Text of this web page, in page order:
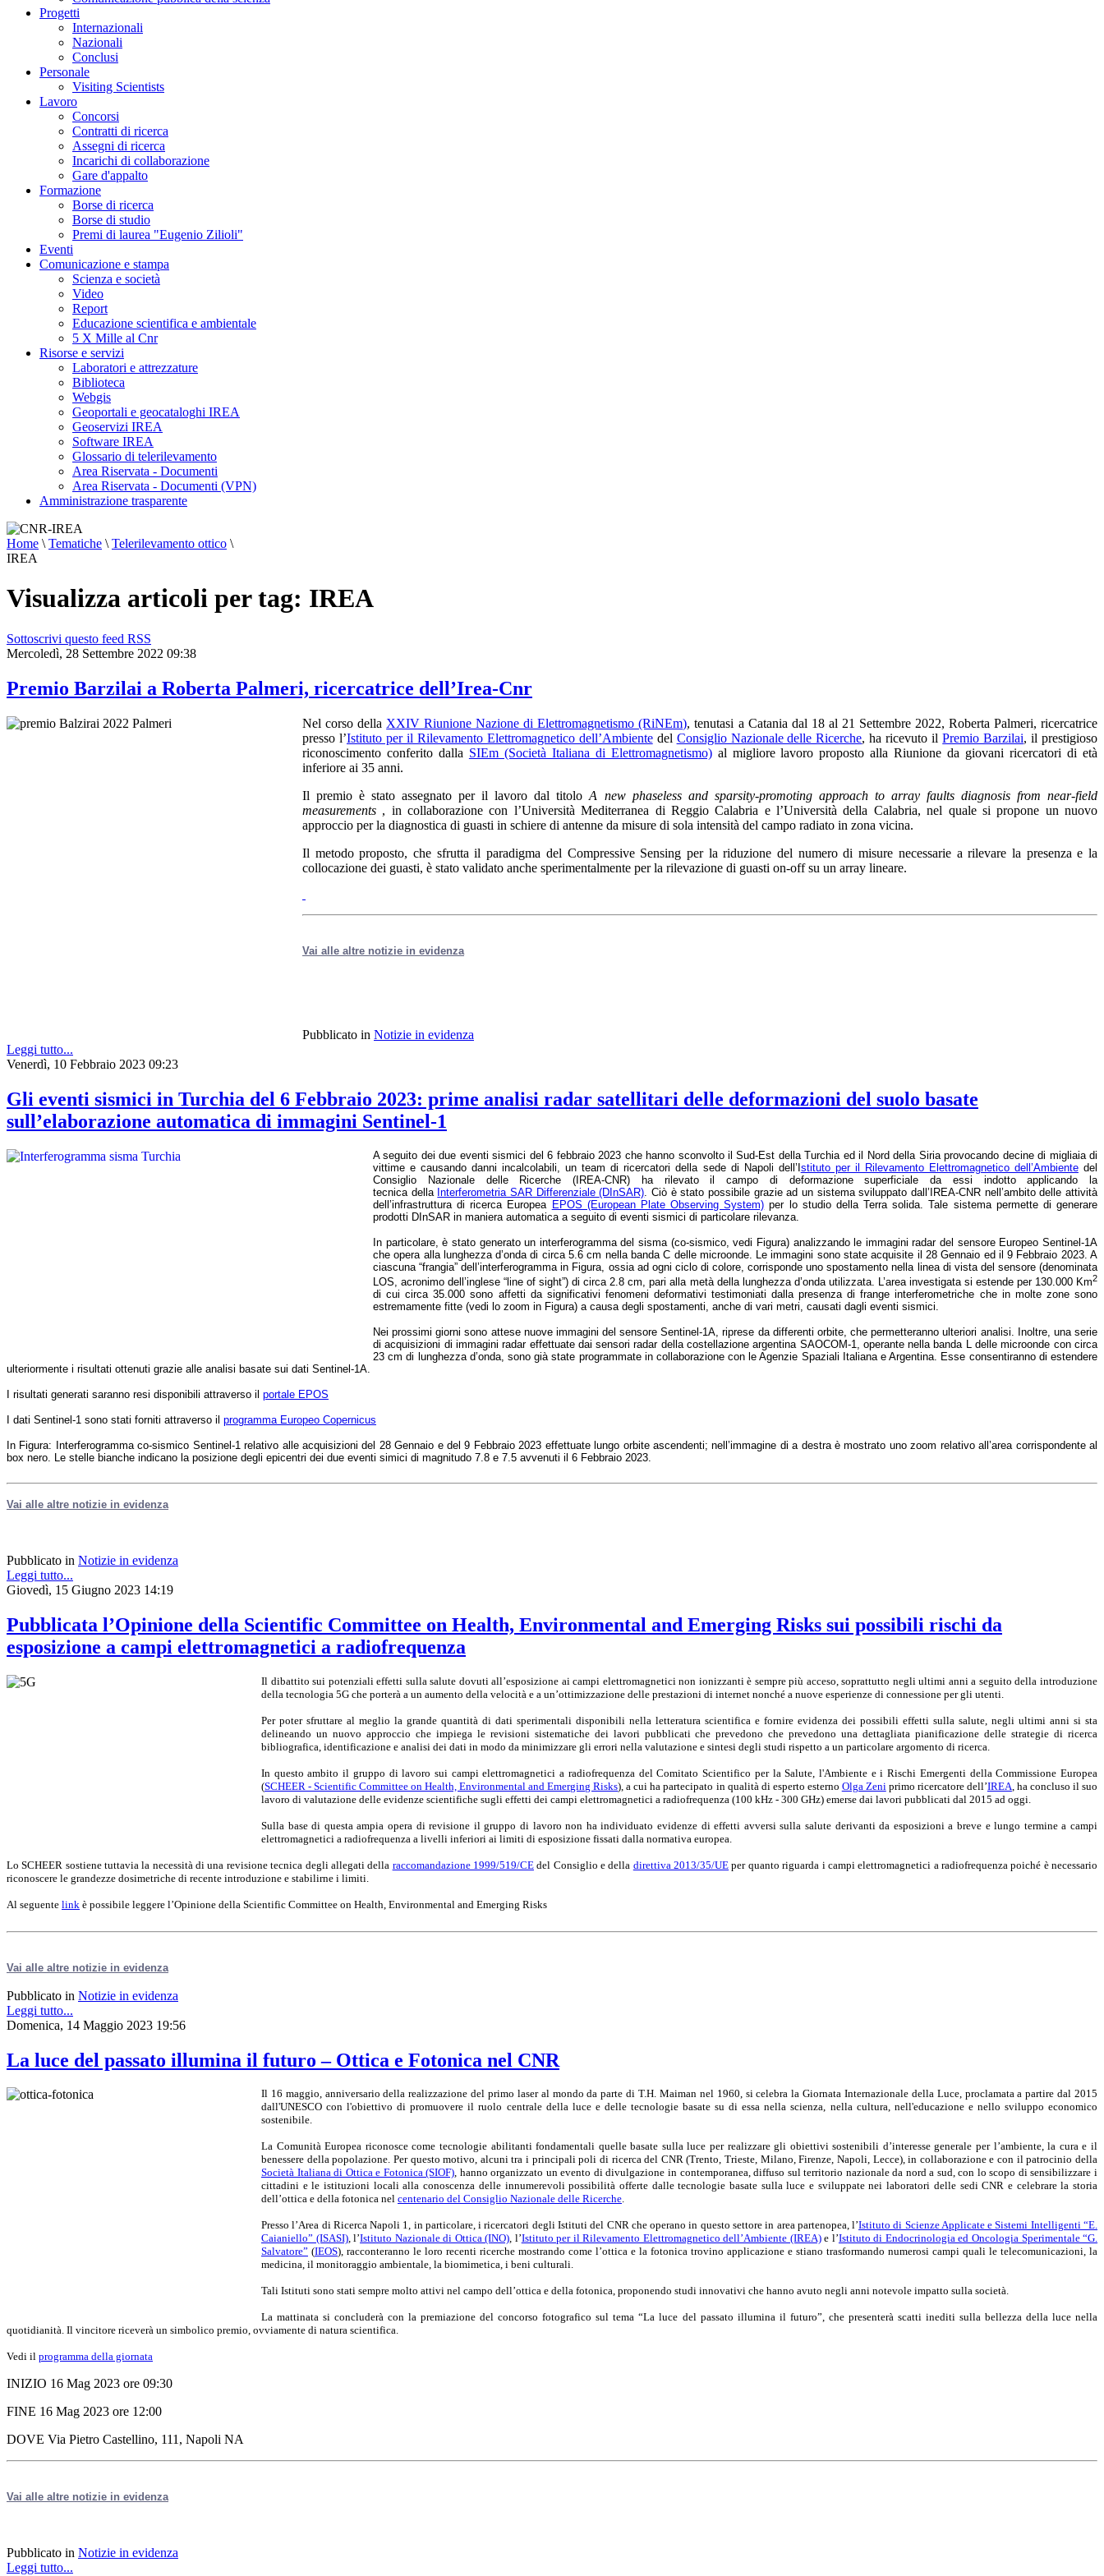
Progetti
Internazionali
Nazionali
Conclusi
Personale
Visiting Scientists
Lavoro
Concorsi
Contratti di ricerca
Assegni di ricerca
Incarichi di collaborazione
Gare d'appalto
Formazione
Borse di ricerca
Borse di studio
Premi di laurea "Eugenio Zilioli"
Eventi
Comunicazione e stampa
Scienza e società
Video
Report
Educazione scientifica e ambientale
5 X Mille al Cnr
Risorse e servizi
Laboratori e attrezzature
Biblioteca
Webgis
Geoportali e geocataloghi IREA
Geoservizi IREA
Software IREA
Glossario di telerilevamento
Area Riservata - Documenti
Area Riservata - Documenti (VPN)
Amministrazione trasparente
Home \ Tematiche \ Telerilevamento ottico \
IREA
Visualizza articoli per tag: IREA
Sottoscrivi questo feed RSS
Mercoledì, 28 Settembre 2022 09:38
Premio Barzilai a Roberta Palmeri, ricercatrice dell’Irea-Cnr
Nel corso della XXIV Riunione Nazione di Elettromagnetismo (RiNEm), tenutasi a Catania dal 18 al 21 Settembre 2022, Roberta Palmeri, ricercatrice
presso l’Istituto per il Rilevamento Elettromagnetico dell’Ambientedel Consiglio Nazionale delle Ricerche, ha ricevuto ilPremio Barzilai, il prestigioso
riconoscimento conferito dalla SIEm (Società Italiana di Elettromagnetismo)al migliore lavoro proposto alla Riunione da giovani ricercatori di età
inferiore ai 35 anni.
Il premio è stato assegnato per il lavoro dal titoloA new phaseless and sparsity-promoting approach to array faults diagnosis from near-field
measurements , in collaborazione con l’Università Mediterranea di Reggio Calabria e l’Università della Calabria, nel quale si propone un nuovo
approccio per la diagnostica di guasti in schiere di antenne da misure di sola intensità del campo radiato in zona vicina.
Il metodo proposto, che sfrutta il paradigma del Compressive Sensing per la riduzione del numero di misure necessarie a rilevare la presenza e la
collocazione dei guasti, è stato validato anche sperimentalmente per la rilevazione di guasti on-off su un array lineare.
Vai alle altre notizie in evidenza
Pubblicato in Notizie in evidenza
Leggi tutto...
Venerdì, 10 Febbraio 2023 09:23
Gli eventi sismici in Turchia del 6 Febbraio 2023: prime analisi radar satellitari delle deformazioni del suolo basate
sull’elaborazione automatica di immagini Sentinel-1
A seguito dei due eventi sismici del 6 febbraio 2023 che hanno sconvolto il Sud-Est della Turchia ed il Nord della Siria provocando decine di migliaia di
vittime e causando danni incalcolabili, un team di ricercatori della sede di Napoli dell’Istituto per il Rilevamento Elettromagnetico dell’Ambiente del
Consiglio Nazionale delle Ricerche (IREA-CNR) ha rilevato il campo di deformazione superficiale da essi indotto applicando la
tecnica della Interferometria SAR Differenziale(DInSAR)
Ciò è stato possibile grazie ad un sistema sviluppato dall’IREA-CNR nell’ambito delle attività
dell’infrastruttura di ricerca Europea EPOS (European Plate Observing System) per lo studio della Terra solida. Tale sistema permette di generare
prodotti DInSAR in maniera automatica a seguito di eventi sismici di particolare rilevanza.
In particolare, è stato generato un interferogramma del sisma (co-sismico, vedi Figura) analizzando le immagini radar del sensore Europeo Sentinel-1A
che opera alla lunghezza d’onda di circa 5.6 cm nella banda C delle microonde. Le immagini sono state acquisite il 28 Gennaio ed il 9 Febbraio 2023. A
ciascuna “frangia” dell’interferogramma in Figura, ossia ad ogni ciclo di colore, corrisponde uno spostamento nella linea di vista del sensore (denominata
LOS, acronimo dell’inglese “line of sight”) di circa 2.8 cm, pari alla metà della lunghezza d’onda utilizzata. L’area investigata si estende per 130.000 Km2
di cui circa 35.000 sono affetti da significativi fenomeni deformativi testimoniati dalla presenza di frange interferometriche che in molte zone sono
estremamente fitte (vedi lo zoom in Figura) a causa degli spostamenti, anche di vari metri, causati dagli eventi sismici.
Nei prossimi giorni sono attese nuove immagini del sensore Sentinel-1A, riprese da differenti orbite, che permetteranno ulteriori analisi. Inoltre, una serie
di acquisizioni di immagini radar effettuate dai sensori radar della costellazione argentina SAOCOM-1, operante nella banda L delle microonde con circa
23 cm di lunghezza d’onda, sono già state programmate in collaborazione con le Agenzie Spaziali Italiana e Argentina. Esse consentiranno di estendere
ulteriormente i risultati ottenuti grazie alle analisi basate sui dati Sentinel-1A.
I risultati generati saranno resi disponibili attraverso il portale EPOS
I dati Sentinel-1 sono stati forniti attraverso il programma Europeo Copernicus
In Figura:
Interferogramma co-sismico Sentinel-1 relativo alle acquisizioni del 28 Gennaio e del 9 Febbraio 2023 effettuate lungo orbite ascendenti; nell’immagine di a destra è mostrato uno zoom relativo all’area corrispondente al
box nero. Le stelle bianche indicano la posizione degli epicentri dei due eventi simici di magnitudo 7.8 e 7.5 avvenuti il 6 Febbraio 2023.
Vai alle altre notizie in evidenza
Pubblicato in Notizie in evidenza
Leggi tutto...
Giovedì, 15 Giugno 2023 14:19
Pubblicata l’Opinione della Scientific Committee on Health, Environmental and Emerging Risks sui possibili rischi da
esposizione a campi elettromagnetici a radiofrequenza
Il dibattito sui potenziali effetti sulla salute dovuti all’esposizione ai campi elettromagnetici non ionizzanti è sempre più acceso, soprattutto negli ultimi anni a seguito della introduzione
della tecnologia 5G che porterà a un aumento della velocità e a un’ottimizzazione delle prestazioni di internet nonché a nuove esperienze di connessione per gli utenti.
Per poter sfruttare al meglio la grande quantità di dati sperimentali disponibili nella letteratura scientifica e fornire evidenza dei possibili effetti sulla salute, negli ultimi anni si sta
delineando un nuovo approccio che impiega le revisioni sistematiche dei lavori pubblicati che prevedono cheprevedonouna dettagliata pianificazione delle strategie di ricerca
bibliografica, identificazione e analisi dei dati in modo da minimizzare gli errori nella valutazione e sintesi degli studi rispetto a un particolare argomento di ricerca.
In questo ambito il gruppo di lavoro sui campi elettromagnetici a radiofrequenza del Comitato Scientifico per la Salute, l'Ambiente e i Rischi Emergenti della Commissione Europea
(SCHEER - Scientific Committee on Health, Environmental and Emerging Risks), a cui ha partecipato in qualità di esperto esterno Olga Zeni primo ricercatore dell’IREA , ha concluso il suo
lavoro di valutazione delle evidenze scientifiche sugli effetti dei campi elettromagnetici a radiofrequenza (100 kHz - 300 GHz) emerse dai lavori pubblicati dal 2015 ad oggi.
Sulla base di questa ampia opera di revisione il gruppo di lavoro non ha individuato evidenze di effetti avversi sulla salute derivanti da esposizioni a breve e lungo termine a campi
elettromagnetici a radiofrequenza a livelli inferiori ai limiti di esposizione fissati dalla normativa europea.
Lo SCHEER sostiene tuttavia la necessità di una revisione tecnica degli allegati della raccomandazione 1999/519/CEdel Consiglio e della direttiva 2013/35/UE per quanto riguarda i campi elettromagnetici a radiofrequenza poiché è necessario
riconoscere le grandezze dosimetriche di recente introduzione e stabilirne i limiti.
Al seguente link è possibile leggere l’Opinione della Scientific Committee on Health, Environmental and Emerging Risks
Vai alle altre notizie in evidenza
Pubblicato in Notizie in evidenza
Leggi tutto...
Domenica, 14 Maggio 2023 19:56
La luce del passato illumina il futuro – Ottica e Fotonica nel CNR
Il 16 maggio, anniversario della realizzazione del primo laser al mondo da parte di T.H. Maiman nel 1960, si celebra la Giornata Internazionale della Luce, proclamata a partire dal 2015
dall'UNESCO con l'obiettivo di promuovere il ruolo centrale della luce e delle tecnologie basate su di essa nella scienza, nella cultura, nell'educazione e nello sviluppo economico
sostenibile.
La Comunità Europea riconosce come tecnologie abilitanti fondamentali quelle basate sulla luce per realizzare gli obiettivi sostenibili d’interesse generale per l’ambiente, la cura e il
benessere della popolazione. Per questo motivo, alcuni tra i principali poli di ricerca del CNR (Trento, Trieste, Milano, Firenze, Napoli, Lecce), in collaborazione e con il patrocinio della
Società Italiana di Ottica e Fotonica (SIOF), hanno organizzato un evento di divulgazione in contemporanea, diffuso sul territorio nazionale da nord a sud, con lo scopo di sensibilizzare i
cittadini e le istituzioni locali alla conoscenza delle innumerevoli possibilità offerte dalle tecnologie basate sulla luce e sviluppate nei laboratori delle sedi CNR e celebrare la storia
dell’ottica e della fotonica nel centenario del Consiglio Nazionale delle Ricerche.
Presso l’Area di Ricerca Napoli 1, in particolare, i ricercatori degli Istituti del CNR che operano in questo settore in area partenopea, l’Istituto di Scienze Applicate e Sistemi Intelligenti “E.
Caianiello” (ISASI), l’Istituto Nazionale di Ottica (INO), l’Istituto per il Rilevamento Elettromagnetico dell’Ambiente (IREA)e l’Istituto di Endocrinologia ed Oncologia Sperimentale “G.
Salvatore” (IEOS), racconteranno le loro recenti ricerche mostrando come l’ottica e la fotonica trovino applicazione e stiano trasformando numerosi campi quali le telecomunicazioni, la
medicina, il monitoraggio ambientale, la biomimetica, i beni culturali.
Tali Istituti sono stati sempre molto attivi nel campo dell’ottica e della fotonica, proponendo studi innovativi che hanno avuto negli anni notevole impatto sulla società.
La mattinata si concluderà con la premiazione del concorso fotograficosul tema “La luce del passato illumina il futuro”, che presenterà scatti inediti sulla bellezza della luce nella
quotidianità. Il vincitore riceverà un simbolico premio, ovviamente di natura scientifica.
Vedi il programma della giornata
INIZIO 16 Mag 2023 ore 09:30
FINE 16 Mag 2023 ore 12:00
DOVE Via Pietro Castellino, 111, Napoli NA
Vai alle altre notizie in evidenza
Pubblicato in Notizie in evidenza
Leggi tutto...